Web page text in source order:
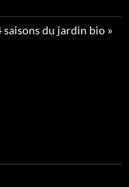
du jardin bio »